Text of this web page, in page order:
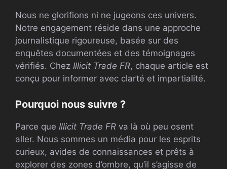
Nous ne glorifions ni ne jugeons ces univers.
Notre engagement réside dans une approche
journalistique rigoureuse, basée sur des
enquêtes documentées et des témoignages
vérifiés. Chez Illicit Trade FR, chaque article est
conçu pour informer avec clarté et impartialité.
Pourquoi nous suivre ?
Parce que Illicit Trade FR va là où peu osent
aller. Nous sommes un média pour les esprits
curieux, avides de connaissances et prêts à
explorer des zones d’ombre, qu’il s’agisse de